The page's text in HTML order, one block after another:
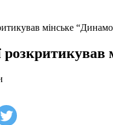
мінське